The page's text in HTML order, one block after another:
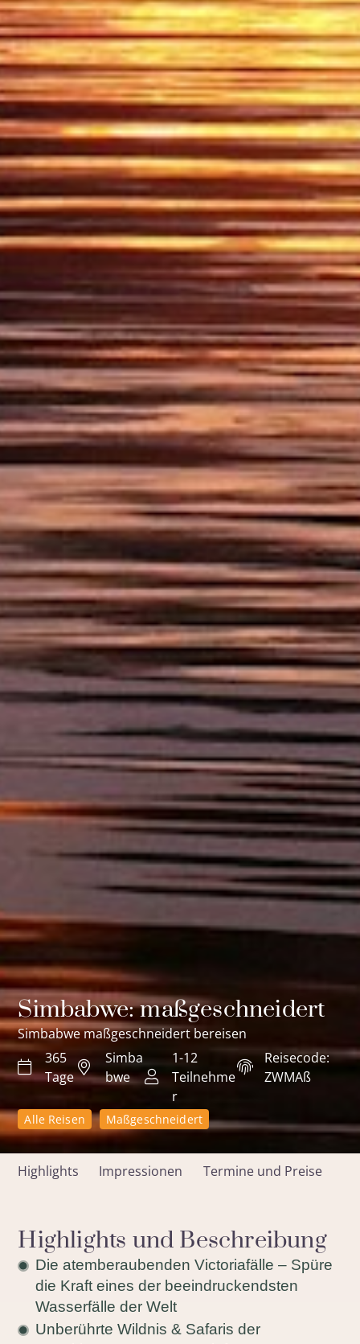
Simbabwe: maßgeschneidert
Simbabwe maßgeschneidert bereisen
365
Tage
Simba
bwe
1-12
Teilnehme
r
Reisecode:
ZWMAß
Alle Reisen Maßgeschneidert
Highlights Impressionen Termine und Preise
Highlights und Beschreibung
Die atemberaubenden Victoriafälle – Spüre
die Kraft eines der beeindruckendsten
Wasserfälle der Welt
Unberührte Wildnis & Safaris der